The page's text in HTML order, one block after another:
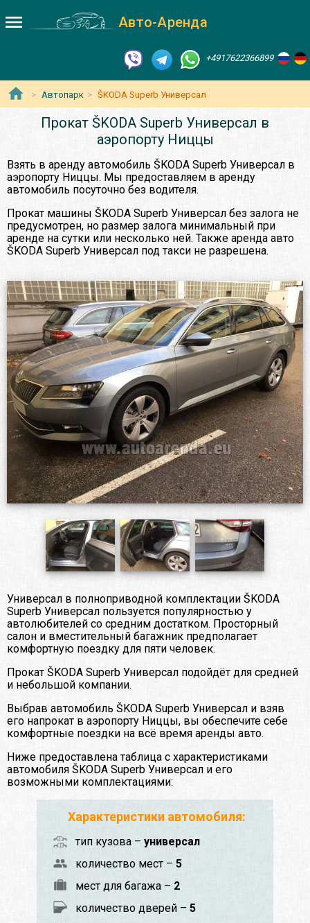
Авто-Аренда
+4917622366899
Автопарк ŠKODA Superb Универсал
Прокат ŠKODA Superb Универсал в
аэропорту Ниццы
Взять в аренду автомобиль ŠKODA Superb Универсал в
аэропорту Ниццы. Мы предоставляем в аренду
автомобиль посуточно без водителя.
Прокат машины ŠKODA Superb Универсал без залога не
предусмотрен, но размер залога минимальный при
аренде на сутки или несколько ней. Также аренда авто
ŠKODA Superb Универсал под такси не разрешена.
Универсал в полноприводной комплектации ŠKODA
Superb Универсал пользуется популярностью у
автолюбителей со средним достатком. Просторный
салон и вместительный багажник предполагает
комфортную поездку для пяти человек.
Прокат ŠKODA Superb Универсал подойдёт для средней
и небольшой компании.
Выбрав автомобиль ŠKODA Superb Универсал и взяв
его напрокат в аэропорту Ниццы, вы обеспечите себе
комфортные поездки на всё время аренды авто.
Ниже предоставлена таблица с характеристиками
автомобиля ŠKODA Superb Универсал и его
возможными комплектациями:
Характеристики автомобиля:
тип кузова – универсал
количество мест – 5
мест для багажа – 2
количество дверей – 5